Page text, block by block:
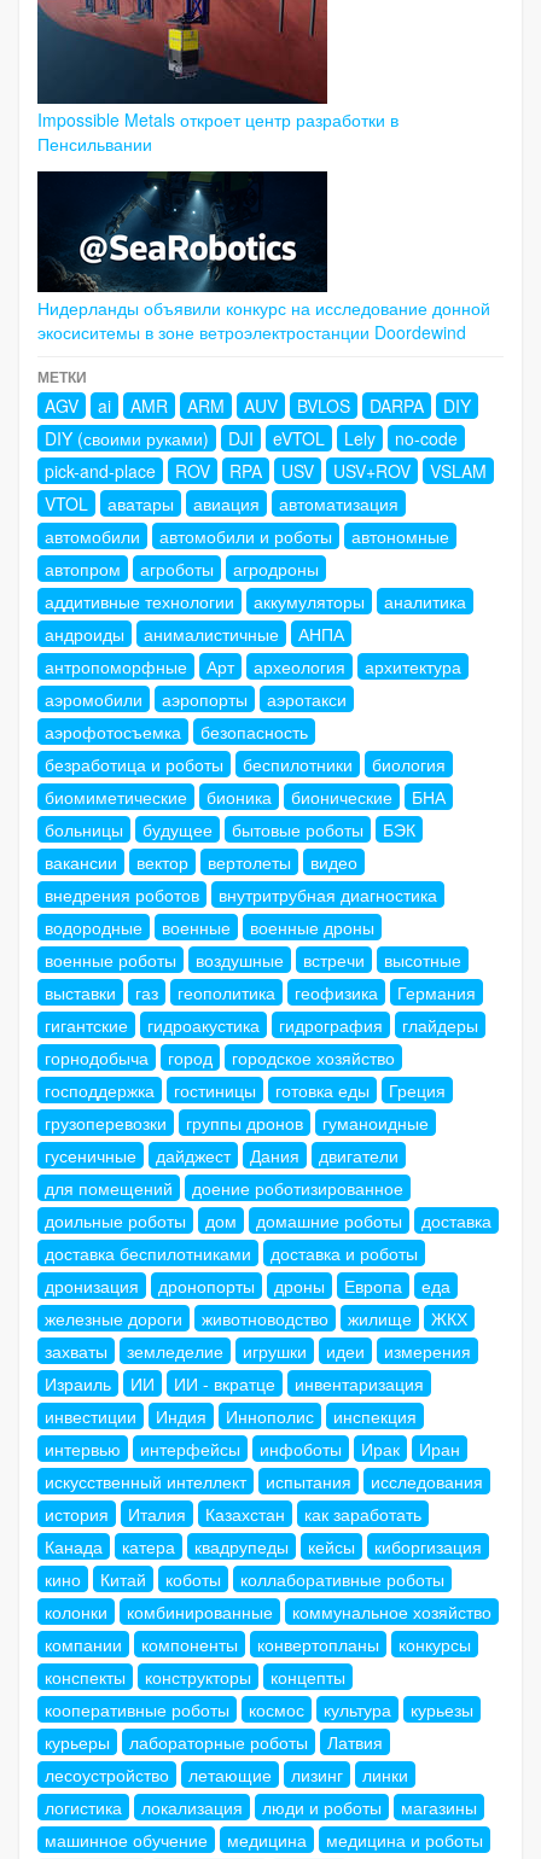
Impossible Metals откроет центр разработки в
Пенсильвании
Нидерланды объявили конкурс на исследование донной
экосиситемы в зоне ветроэлектростанции Doordewind
МЕТКИ
AGV ai AMR ARM AUV BVLOS DARPA
DIY
DIY (своими руками)
DJI eVTOL Lely
no-code
pick-and-place
ROV RPA USV USV+ROV
VSLAM
VTOL
аватары авиация
автоматизация
автомобили
автомобили и роботы
автономные
автопром
агроботы
агродроны
аддитивные технологии
аккумуляторы
аналитика
андроиды
анималистичные
АНПА
антропоморфные
Арт археология
архитектура
аэромобили
аэропорты
аэротакси
аэрофотосъемка
безопасность
безработица и роботы
беспилотники
биология
биомиметические
бионика бионические
БНА
больницы
будущее бытовые роботы
БЭК
вакансии
вектор вертолеты
видео
внедрения роботов
внутритрубная диагностика
водородные
военные
военные дроны
военные роботы
воздушные встречи
высотные
выставки
газ геополитика геофизика
Германия
гигантские
гидроакустика гидрография
глайдеры
горнодобыча
город
городское хозяйство
господдержка
гостиницы готовка еды
Греция
грузоперевозки
группы дронов
гуманоидные
гусеничные
дайджест Дания
двигатели
для помещений
доение роботизированное
доильные роботы
дом домашние роботы
доставка
доставка беспилотниками
доставка и роботы
дронизация
дронопорты дроны Европа
еда
железные дороги
животноводство жилище
ЖКХ
захваты
земледелие игрушки идеи
измерения
Израиль
ИИ ИИ - вкратце
инвентаризация
инвестиции
Индия Иннополис
инспекция
интервью
интерфейсы инфоботы Ирак
Иран
искусственный интеллект
испытания
исследования
история
Италия Казахстан
как заработать
Канада
катера квадрупеды кейсы
киборгизация
кино
Китай коботы
коллаборативные роботы
колонки
комбинированные
коммунальное хозяйство
компании
компоненты конвертопланы
конкурсы
конспекты
конструкторы
концепты
кооперативные роботы
космос культура
курьезы
курьеры
лабораторные роботы
Латвия
лесоустройство
летающие лизинг
линки
логистика
локализация люди и роботы
магазины
машинное обучение
медицина
медицина и роботы